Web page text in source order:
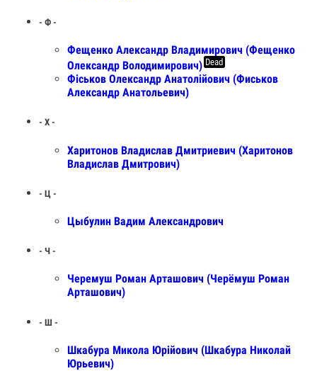
- Ф -
Фещенко Александр Владимирович (Фещенко
Олександр Володимирович) Dead
Фіськов Олександр Анатолійович (Фиськов
Александр Анатольевич)
- Х -
Харитонов Владислав Дмитриевич (Харитонов
Владислав Дмитрович)
- Ц -
Цыбулин Вадим Александрович
- Ч -
Черемуш Роман Арташович (Черёмуш Роман
Арташович)
- Ш -
Шкабура Микола Юрійович (Шкабура Николай
Юрьевич)